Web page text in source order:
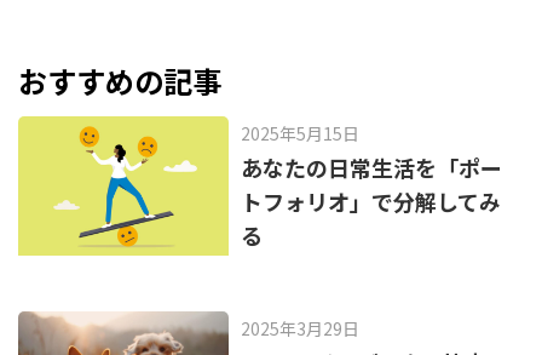
o
o
おすすめの記事
2025年5月15日
あなたの日常生活を「ポー
トフォリオ」で分解してみ
る
2025年3月29日